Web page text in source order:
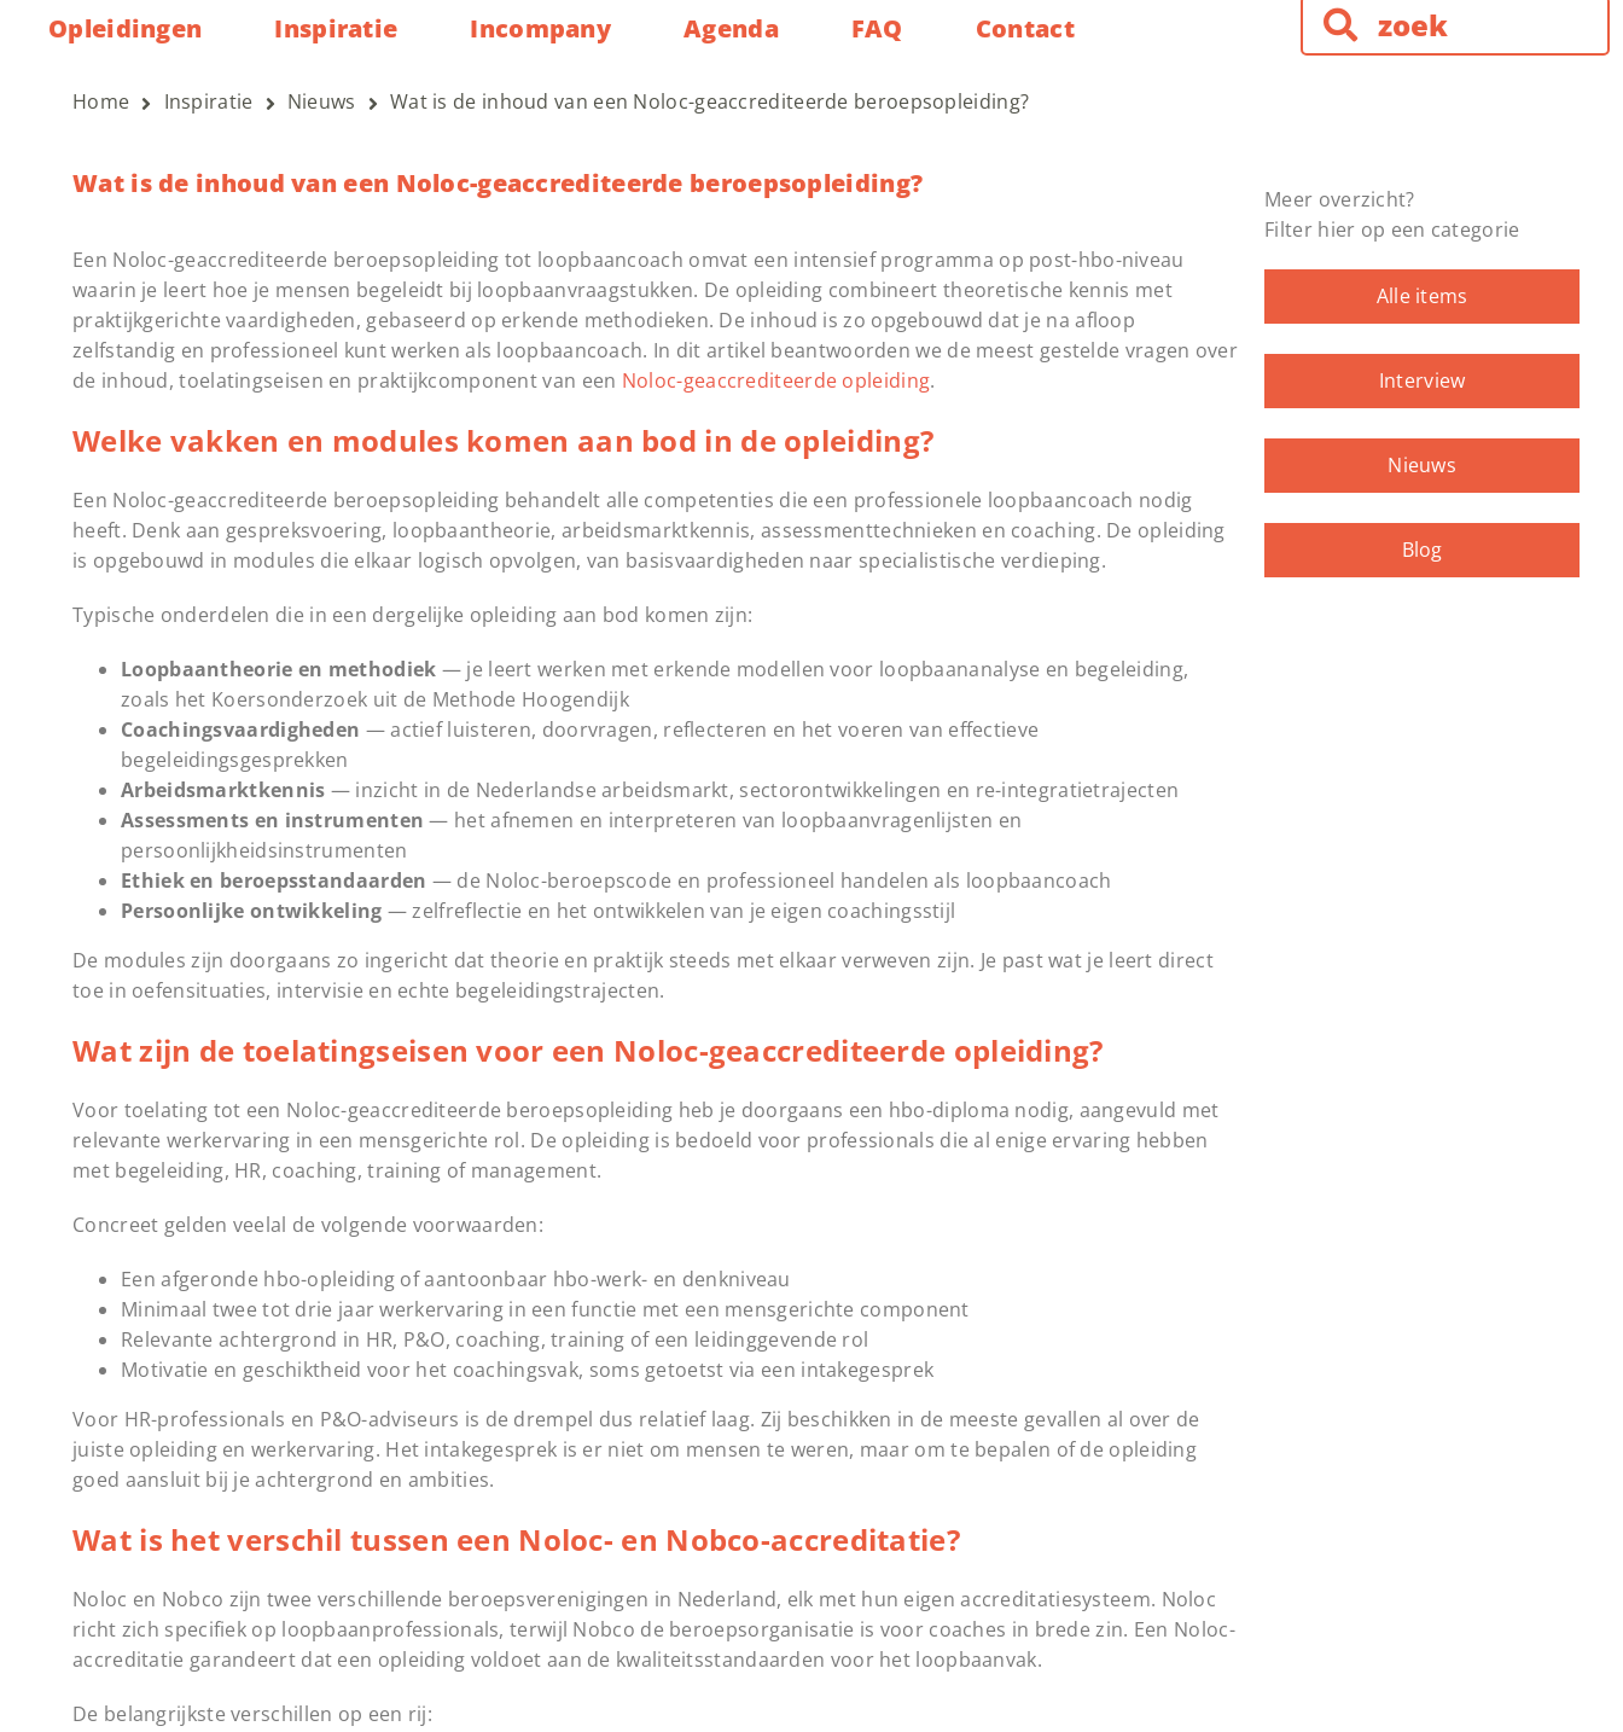
Opleidingen Inspiratie Incompany Agenda FAQ Contact
Home Inspiratie Nieuws Wat is de inhoud van een Noloc-geaccrediteerde beroepsopleiding?
Wat is de inhoud van een Noloc-geaccrediteerde beroepsopleiding?
Een Noloc-geaccrediteerde beroepsopleiding tot loopbaancoach omvat een intensief programma op post-hbo-niveau
waarin je leert hoe je mensen begeleidt bij loopbaanvraagstukken. De opleiding combineert theoretische kennis met
praktijkgerichte vaardigheden, gebaseerd op erkende methodieken. De inhoud is zo opgebouwd dat je na afloop
zelfstandig en professioneel kunt werken als loopbaancoach. In dit artikel beantwoorden we de meest gestelde vragen over
de inhoud, toelatingseisen en praktijkcomponent van een Noloc-geaccrediteerde opleiding.
Welke vakken en modules komen aan bod in de opleiding?
Een Noloc-geaccrediteerde beroepsopleiding behandelt alle competenties die een professionele loopbaancoach nodig
heeft. Denk aan gespreksvoering, loopbaantheorie, arbeidsmarktkennis, assessmenttechnieken en coaching. De opleiding
is opgebouwd in modules die elkaar logisch opvolgen, van basisvaardigheden naar specialistische verdieping.
Typische onderdelen die in een dergelijke opleiding aan bod komen zijn:
Loopbaantheorie en methodiek — je leert werken met erkende modellen voor loopbaananalyse en begeleiding,
zoals het Koersonderzoek uit de Methode Hoogendijk
Coachingsvaardigheden — actief luisteren, doorvragen, reflecteren en het voeren van effectieve
begeleidingsgesprekken
Arbeidsmarktkennis — inzicht in de Nederlandse arbeidsmarkt, sectorontwikkelingen en re-integratietrajecten
Assessments en instrumenten — het afnemen en interpreteren van loopbaanvragenlijsten en
persoonlijkheidsinstrumenten
Ethiek en beroepsstandaarden — de Noloc-beroepscode en professioneel handelen als loopbaancoach
Persoonlijke ontwikkeling — zelfreflectie en het ontwikkelen van je eigen coachingsstijl
De modules zijn doorgaans zo ingericht dat theorie en praktijk steeds met elkaar verweven zijn. Je past wat je leert direct
toe in oefensituaties, intervisie en echte begeleidingstrajecten.
Wat zijn de toelatingseisen voor een Noloc-geaccrediteerde opleiding?
Voor toelating tot een Noloc-geaccrediteerde beroepsopleiding heb je doorgaans een hbo-diploma nodig, aangevuld met
relevante werkervaring in een mensgerichte rol. De opleiding is bedoeld voor professionals die al enige ervaring hebben
met begeleiding, HR, coaching, training of management.
Concreet gelden veelal de volgende voorwaarden:
Een afgeronde hbo-opleiding of aantoonbaar hbo-werk- en denkniveau
Minimaal twee tot drie jaar werkervaring in een functie met een mensgerichte component
Relevante achtergrond in HR, P&O, coaching, training of een leidinggevende rol
Motivatie en geschiktheid voor het coachingsvak, soms getoetst via een intakegesprek
Voor HR-professionals en P&O-adviseurs is de drempel dus relatief laag. Zij beschikken in de meeste gevallen al over de
juiste opleiding en werkervaring. Het intakegesprek is er niet om mensen te weren, maar om te bepalen of de opleiding
goed aansluit bij je achtergrond en ambities.
Wat is het verschil tussen een Noloc- en Nobco-accreditatie?
Noloc en Nobco zijn twee verschillende beroepsverenigingen in Nederland, elk met hun eigen accreditatiesysteem. Noloc
richt zich specifiek op loopbaanprofessionals, terwijl Nobco de beroepsorganisatie is voor coaches in brede zin. Een Noloc-
accreditatie garandeert dat een opleiding voldoet aan de kwaliteitsstandaarden voor het loopbaanvak.
De belangrijkste verschillen op een rij:
Meer overzicht?
Filter hier op een categorie
Alle items
Interview
Nieuws
Blog